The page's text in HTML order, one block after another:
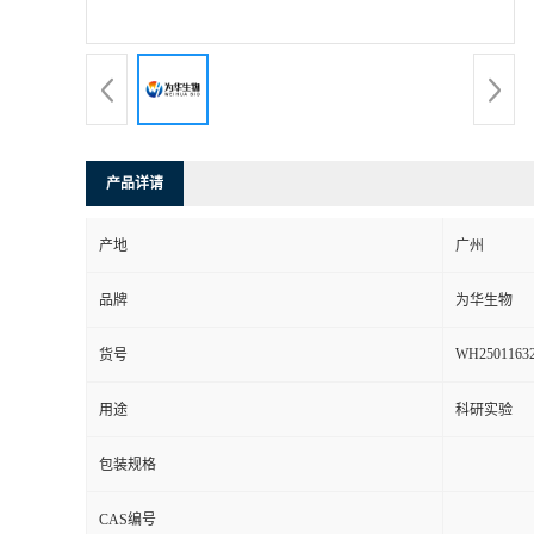
产品详请
产地 广州
品牌 为华生物
货号
用途 科研实验
包装规格
CAS编号